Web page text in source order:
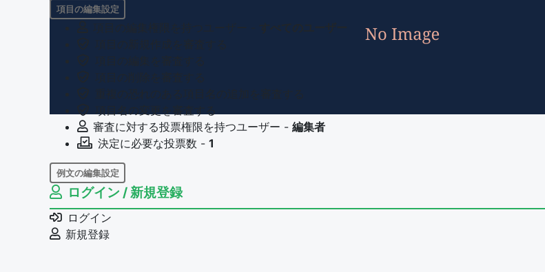
項目の編集設定
審査に対する投票権限を持つユーザー - 編集者
決定に必要な投票数 - 1
例文の編集設定
例文の編集権限を持つユーザー -
例文の削除を審査する
審査に対する投票権限を持つユーザー -
決定に必要な投票数 -
ログイン / 新規登録
ログイン
新規登録